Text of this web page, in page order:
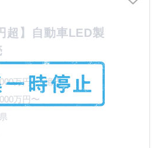
超】自動車LED製
万円〜5億円
万円〜